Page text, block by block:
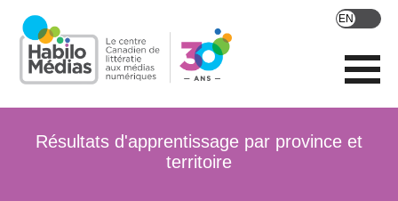
main
content
Résultats d'apprentissage par province et
territoire